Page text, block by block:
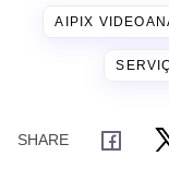
AIPIX